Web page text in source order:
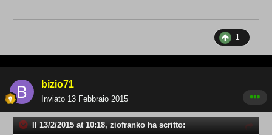
1
bizio71
Inviato 13 Febbraio 2015
Il 13/2/2015 at 10:18, ziofranko ha scritto: